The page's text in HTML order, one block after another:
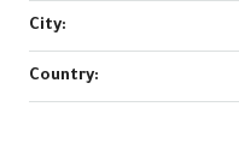
City:
Country: